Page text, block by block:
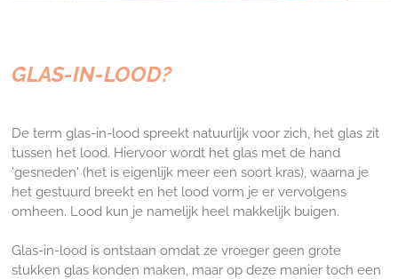
GLAS-IN-LOOD?
De term glas-in-lood spreekt natuurlijk voor zich, het glas zit
tussen het lood. Hiervoor wordt het glas met de hand
'gesneden' (het is eigenlijk meer een soort kras), waarna je
het gestuurd breekt en het lood vorm je er vervolgens
omheen. Lood kun je namelijk heel makkelijk buigen.
Glas-in-lood is ontstaan omdat ze vroeger geen grote
stukken glas konden maken, maar op deze manier toch een